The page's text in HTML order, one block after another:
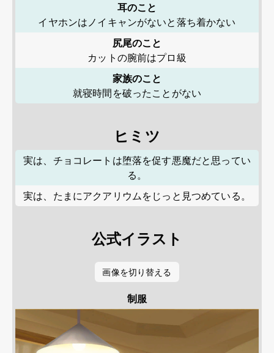
耳のこと
イヤホンはノイキャンがないと落ち着かない
尻尾のこと
カットの腕前はプロ級
家族のこと
就寝時間を破ったことがない
ヒミツ
実は、チョコレートは堕落を促す悪魔だと思ってい
る。
実は、たまにアクアリウムをじっと見つめている。
公式イラスト
画像を切り替える
制服